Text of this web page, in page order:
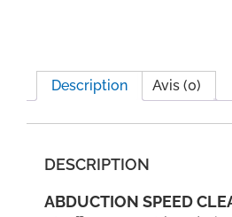
Description Avis (0)
DESCRIPTION
ABDUCTION SPEED